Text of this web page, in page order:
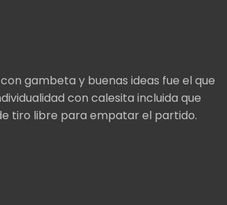
gambeta y buenas ideas fue el que
con calesita incluida que
tiro libre para empatar el partido.